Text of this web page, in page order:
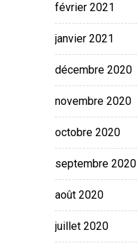
février 2021
janvier 2021
décembre 2020
novembre 2020
octobre 2020
septembre 2020
août 2020
juillet 2020